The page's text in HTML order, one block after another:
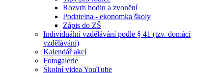
Rozvrh hodin a zvonění
Podatelna - ekonomka školy
Zápis do ZŠ
Individuální vzdělávání podle § 41 (tzv. domácí
vzdělávání)
Kalendář akcí
Fotogalerie
Školní videa YouTube